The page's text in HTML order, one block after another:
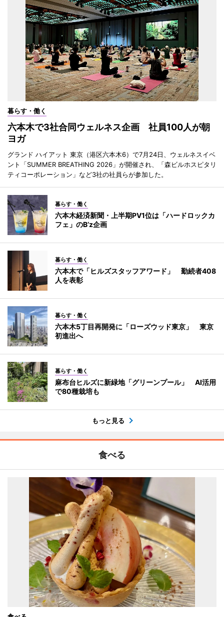
暮らす・働く
六本木で3社合同ウェルネス企画 社員100人が朝
ヨガ
グランド ハイアット 東京（港区六本木6）で7月24日、ウェルネスイベ
ント「SUMMER BREATHING 2026」が開催され、「森ビルホスピタリ
ティコーポレーション」など3社の社員らが参加した。
暮らす・働く
六本木経済新聞・上半期PV1位は「ハードロックカ
フェ」のB’z企画
暮らす・働く
六本木で「ヒルズスタッフアワード」 勤続者408
人を表彰
暮らす・働く
六本木5丁目再開発に「ローズウッド東京」 東京
初進出へ
暮らす・働く
麻布台ヒルズに新緑地「グリーンプール」 AI活用
で80種栽培も
もっと見る
食べる